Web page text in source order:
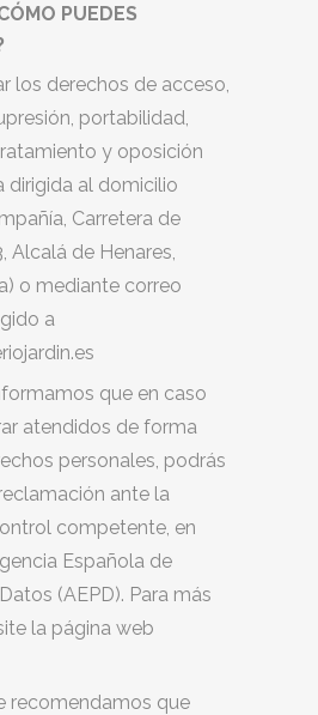
PUEDES
los derechos de acceso,
portabilidad,
y oposición
dirigida al domicilio
Carretera de
Alcalá de Henares,
o mediante correo
a
que en caso
atendidos de forma
personales, podrás
ante la
competente, en
Española de
(AEPD). Para más
la página web
recomendamos que